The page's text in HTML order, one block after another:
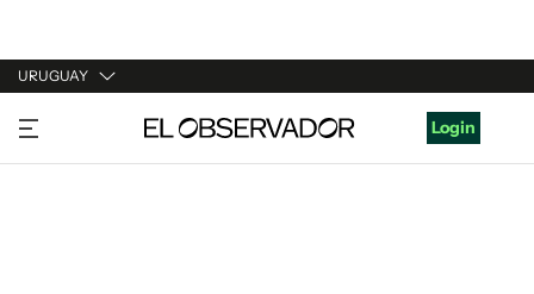
URUGUAY
URUGUAY
ARGENTINA
Login